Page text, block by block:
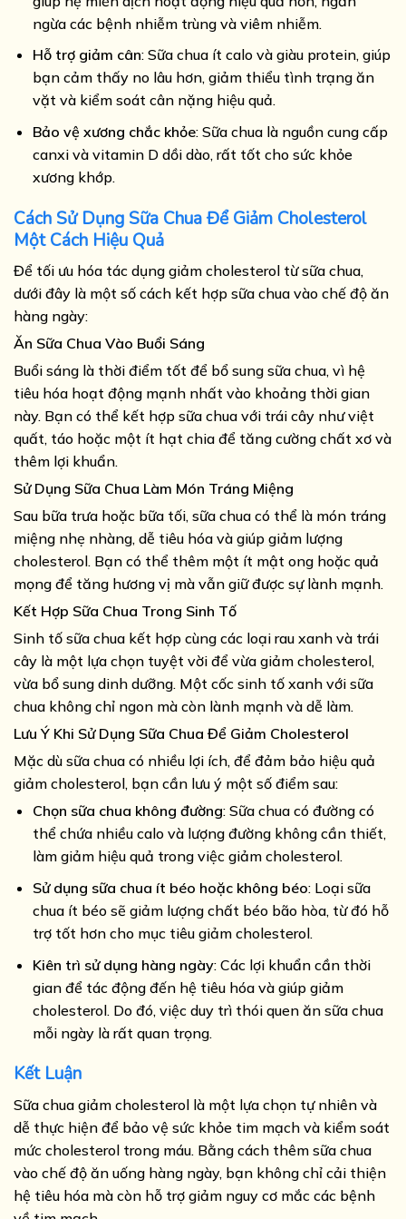
ngừa các bệnh nhiễm trùng và viêm nhiễm.
Hỗ trợ giảm cân: Sữa chua ít calo và giàu protein, giúp
bạn cảm thấy no lâu hơn, giảm thiểu tình trạng ăn
vặt và kiểm soát cân nặng hiệu quả.
Bảo vệ xương chắc khỏe: Sữa chua là nguồn cung cấp
canxi và vitamin D dồi dào, rất tốt cho sức khỏe
xương khớp.
Cách Sử Dụng Sữa Chua Để Giảm Cholesterol
Một Cách Hiệu Quả
Để tối ưu hóa tác dụng giảm cholesterol từ sữa chua,
dưới đây là một số cách kết hợp sữa chua vào chế độ ăn
hàng ngày:
Ăn Sữa Chua Vào Buổi Sáng
Buổi sáng là thời điểm tốt để bổ sung sữa chua, vì hệ
tiêu hóa hoạt động mạnh nhất vào khoảng thời gian
này. Bạn có thể kết hợp sữa chua với trái cây như việt
quất, táo hoặc một ít hạt chia để tăng cường chất xơ và
thêm lợi khuẩn.
Sử Dụng Sữa Chua Làm Món Tráng Miệng
Sau bữa trưa hoặc bữa tối, sữa chua có thể là món tráng
miệng nhẹ nhàng, dễ tiêu hóa và giúp giảm lượng
cholesterol. Bạn có thể thêm một ít mật ong hoặc quả
mọng để tăng hương vị mà vẫn giữ được sự lành mạnh.
Kết Hợp Sữa Chua Trong Sinh Tố
Sinh tố sữa chua kết hợp cùng các loại rau xanh và trái
cây là một lựa chọn tuyệt vời để vừa giảm cholesterol,
vừa bổ sung dinh dưỡng. Một cốc sinh tố xanh với sữa
chua không chỉ ngon mà còn lành mạnh và dễ làm.
Lưu Ý Khi Sử Dụng Sữa Chua Để Giảm Cholesterol
Mặc dù sữa chua có nhiều lợi ích, để đảm bảo hiệu quả
giảm cholesterol, bạn cần lưu ý một số điểm sau:
Chọn sữa chua không đường: Sữa chua có đường có
thể chứa nhiều calo và lượng đường không cần thiết,
làm giảm hiệu quả trong việc giảm cholesterol.
Sử dụng sữa chua ít béo hoặc không béo: Loại sữa
chua ít béo sẽ giảm lượng chất béo bão hòa, từ đó hỗ
trợ tốt hơn cho mục tiêu giảm cholesterol.
Kiên trì sử dụng hàng ngày: Các lợi khuẩn cần thời
gian để tác động đến hệ tiêu hóa và giúp giảm
cholesterol. Do đó, việc duy trì thói quen ăn sữa chua
mỗi ngày là rất quan trọng.
Kết Luận
Sữa chua giảm cholesterol là một lựa chọn tự nhiên và
dễ thực hiện để bảo vệ sức khỏe tim mạch và kiểm soát
mức cholesterol trong máu. Bằng cách thêm sữa chua
vào chế độ ăn uống hàng ngày, bạn không chỉ cải thiện
hệ tiêu hóa mà còn hỗ trợ giảm nguy cơ mắc các bệnh